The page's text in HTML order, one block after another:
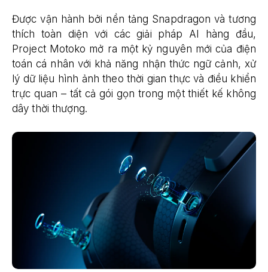
Được vận hành bởi nền tảng Snapdragon và tương
thích toàn diện với các giải pháp AI hàng đầu,
Project Motoko mở ra một kỷ nguyên mới của điện
toán cá nhân với khả năng nhận thức ngữ cảnh, xử
lý dữ liệu hình ảnh theo thời gian thực và điều khiển
trực quan – tất cả gói gọn trong một thiết kế không
dây thời thượng.